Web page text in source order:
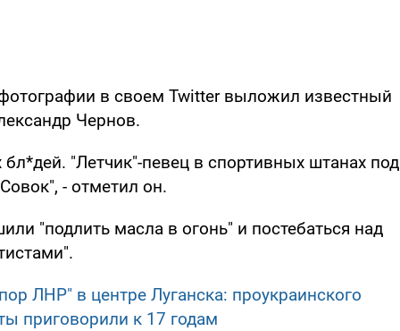
в своем Twitter выложил известный
Чернов.
"Летчик"-певец в спортивных штанах под
- отметил он.
"подлить масла в огонь" и постебаться над
ЛНР" в центре Луганска: проукраинского
приговорили к 17 годам